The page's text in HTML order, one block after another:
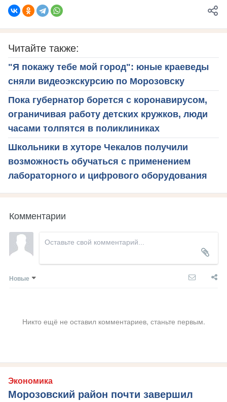
Читайте также:
"Я покажу тебе мой город": юные краеведы
сняли видеоэкскурсию по Морозовску
Пока губернатор борется с коронавирусом,
ограничивая работу детских кружков, люди
часами толпятся в поликлиниках
Школьники в хуторе Чекалов получили
возможность обучаться с применением
лабораторного и цифрового оборудования
Комментарии
Новые
Никто ещё не оставил комментариев, станьте первым.
Экономика
Морозовский район почти завершил